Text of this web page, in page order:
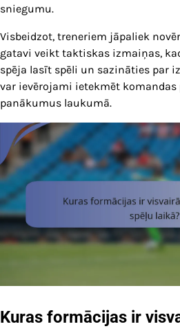
sniegumu.
Visbeidzot, treneriem jāpaliek
gatavi veikt taktiskas izmaiņas,
spēja lasīt spēli un sazināties par
var ievērojami ietekmēt
panākumus laukumā.
Kuras formācijas ir